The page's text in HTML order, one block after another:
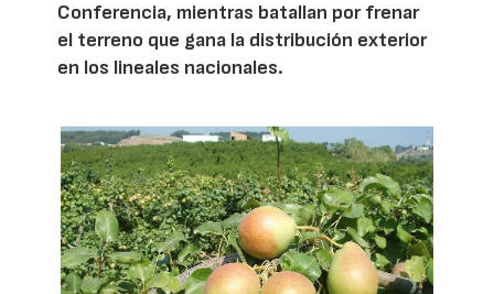
Conferencia, mientras batallan por frenar
el terreno que gana la distribución exterior
en los lineales nacionales.